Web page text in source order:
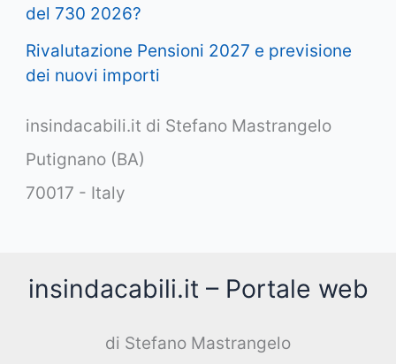
del 730 2026?
Rivalutazione Pensioni 2027 e previsione
dei nuovi importi
insindacabili.it di Stefano Mastrangelo
Putignano (BA)
70017 - Italy
insindacabili.it – Portale web
di Stefano Mastrangelo